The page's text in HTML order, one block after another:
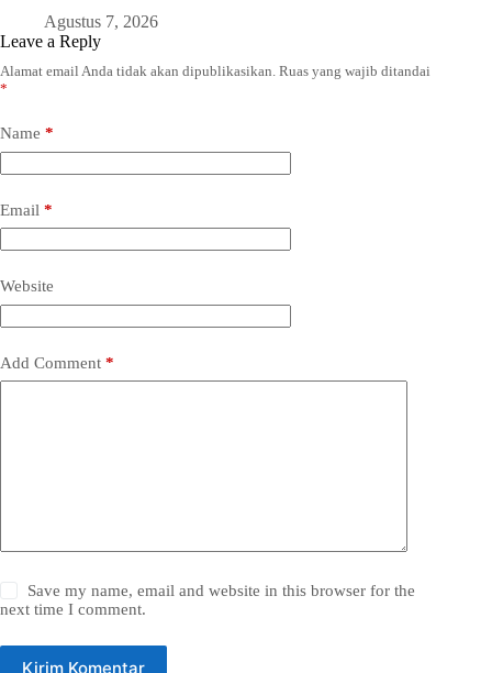
Agustus 7, 2026
Leave a Reply
Alamat email Anda tidak akan dipublikasikan. Ruas yang wajib ditandai
*
Name *
Email *
Website
Add Comment *
Save my name, email and website in this browser for the
next time I comment.
Kirim Komentar